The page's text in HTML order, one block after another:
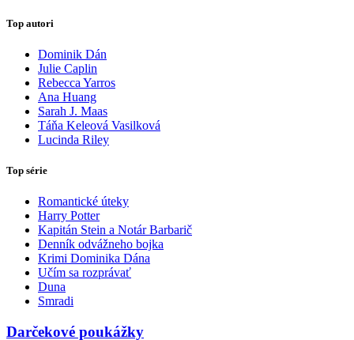
Top autori
Dominik Dán
Julie Caplin
Rebecca Yarros
Ana Huang
Sarah J. Maas
Táňa Keleová Vasilková
Lucinda Riley
Top série
Romantické úteky
Harry Potter
Kapitán Stein a Notár Barbarič
Denník odvážneho bojka
Krimi Dominika Dána
Učím sa rozprávať
Duna
Smradi
Darčekové poukážky